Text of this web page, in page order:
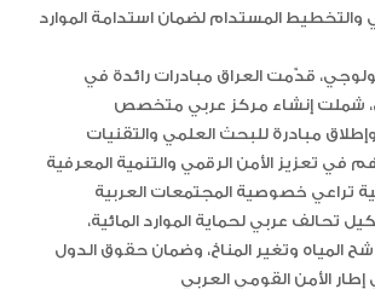
والتخطيط المستدام لضمان استدامة الموارد
قدّمت العراق مبادرات رائدة في
شملت إنشاء مركز عربي متخصص
مبادرة للبحث العلمي والتقنيات
في تعزيز الأمن الرقمي والتنمية المعرفية
تحالف عربي لحماية الموارد المائية،
المياه وتغير المناخ، وضمان حقوق الدول